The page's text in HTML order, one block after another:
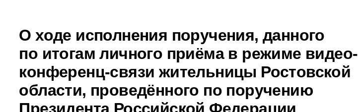
О ходе исполнения поручения, данного
по итогам личного приёма в режиме видео-
конференц-связи жительницы Ростовской
области, проведённого по поручению
Президента Российской Федерации